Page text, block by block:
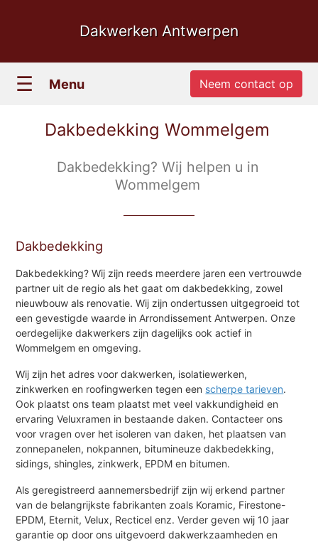
Dakwerken Antwerpen
☰ Menu Neem contact op
Dakbedekking Wommelgem
Dakbedekking? Wij helpen u in
Wommelgem
Dakbedekking
Dakbedekking? Wij zijn reeds meerdere jaren een vertrouwde
partner uit de regio als het gaat om dakbedekking, zowel
nieuwbouw als renovatie. Wij zijn ondertussen uitgegroeid tot
een gevestigde waarde in Arrondissement Antwerpen. Onze
oerdegelijke dakwerkers zijn dagelijks ook actief in
Wommelgem en omgeving.
Wij zijn het adres voor dakwerken, isolatiewerken,
zinkwerken en roofingwerken tegen een scherpe tarieven.
Ook plaatst ons team plaatst met veel vakkundigheid en
ervaring Veluxramen in bestaande daken. Contacteer ons
voor vragen over het isoleren van daken, het plaatsen van
zonnepanelen, nokpannen, bitumineuze dakbedekking,
sidings, shingles, zinkwerk, EPDM en bitumen.
Als geregistreerd aannemersbedrijf zijn wij erkend partner
van de belangrijkste fabrikanten zoals Koramic, Firestone-
EPDM, Eternit, Velux, Recticel enz. Verder geven wij 10 jaar
garantie op door ons uitgevoerd dakwerkzaamheden en